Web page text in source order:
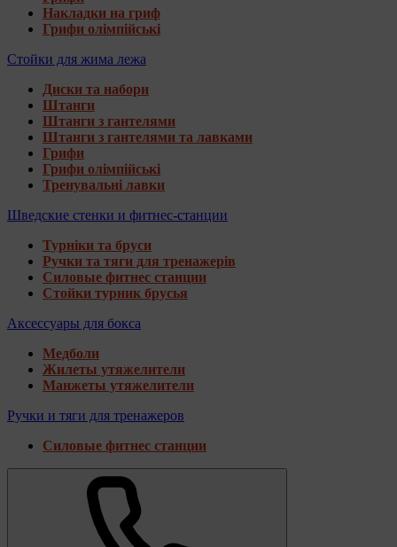
Накладки на гриф
Грифи олімпійські
Стойки для жима лежа
Диски та набори
Штанги
Штанги з гантелями
Штанги з гантелями та лавками
Грифи
Грифи олімпійські
Тренувальні лавки
Шведские стенки и фитнес-станции
Турніки та бруси
Ручки та тяги для тренажерів
Силовые фитнес станции
Стойки турник брусья
Аксессуары для бокса
Медболи
Жилеты утяжелители
Манжеты утяжелители
Ручки и тяги для тренажеров
Силовые фитнес станции